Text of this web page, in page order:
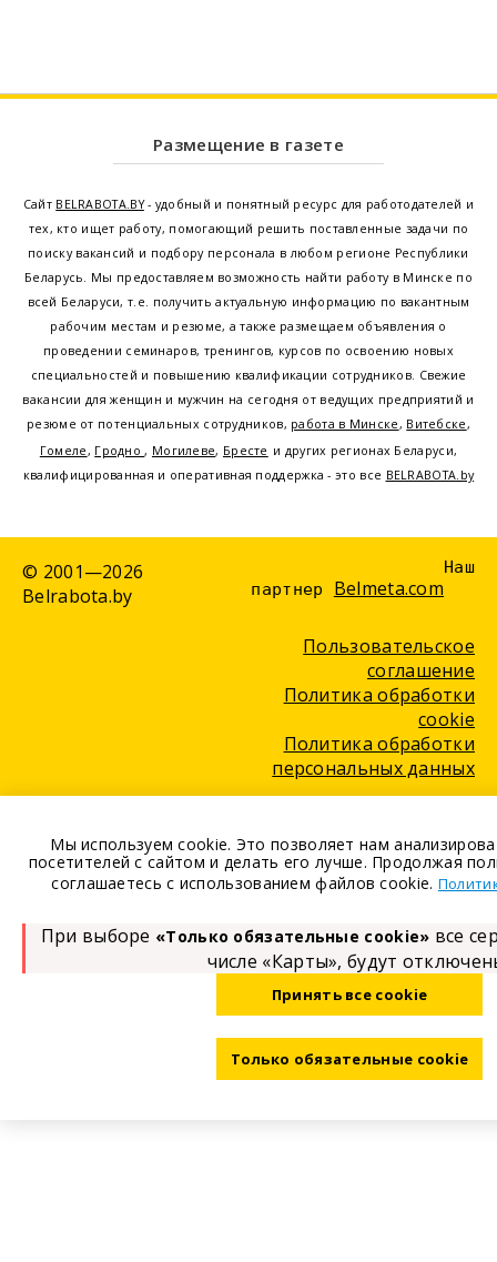
Размещение в газете
Сайт BELRABOTA.BY- удобный и понятный ресурс для работодателей и
тех, кто ищет работу, помогающий решить поставленные задачи по
поиску вакансий и подбору персонала в любом регионе Республики
Беларусь. Мы предоставляем возможность найти работу в Минске по
всей Беларуси, т.е. получить актуальную информацию по вакантным
рабочим местам и резюме, а также размещаем объявления о
проведении семинаров, тренингов, курсов по освоению новых
специальностей и повышению квалификации сотрудников. Свежие
вакансии для женщин и мужчин на сегодня от ведущих предприятий и
резюме от потенциальных сотрудников, работа в Минске, Витебске,
Гомеле, Гродно, Могилеве, Бресте и других регионах Беларуси,
квалифицированная и оперативная поддержка - это все BELRABOTA.by
© 2001—2026
Belrabota.by
Наш
партнер
Belmeta.com
Пользовательское
соглашение
Политика обработки
cookie
Политика обработки
персональных данных
Мы используем cookie. Это позволяет нам
посетителей с сайтом и делать его лучше. Продолжая
соглашаетесь с использованием файлов cookie.
При выборе «Только обязательные cookie» все
числе «Карты», будут
Принять все cookie
Только обязательные cookie